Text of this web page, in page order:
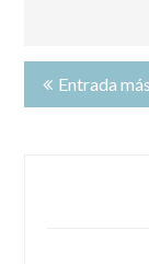
Entrada